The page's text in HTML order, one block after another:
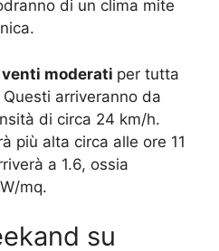
di un clima mite
venti moderati per tutta
arriveranno da
di circa 24 km/h.
più alta circa alle ore 11
a 1.6, ossia
mq.
su